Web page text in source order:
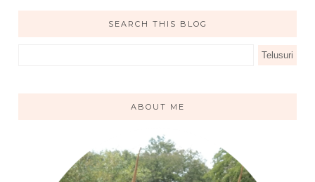
SEARCH THIS BLOG
ABOUT ME